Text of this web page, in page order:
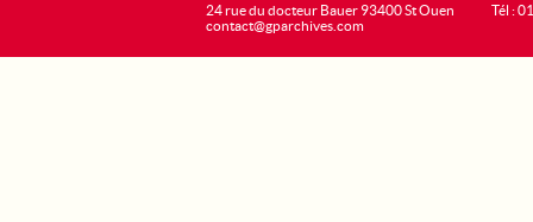
24 rue du docteur Bauer 93400 St Ouen
contact@gparchives.com
Tél :